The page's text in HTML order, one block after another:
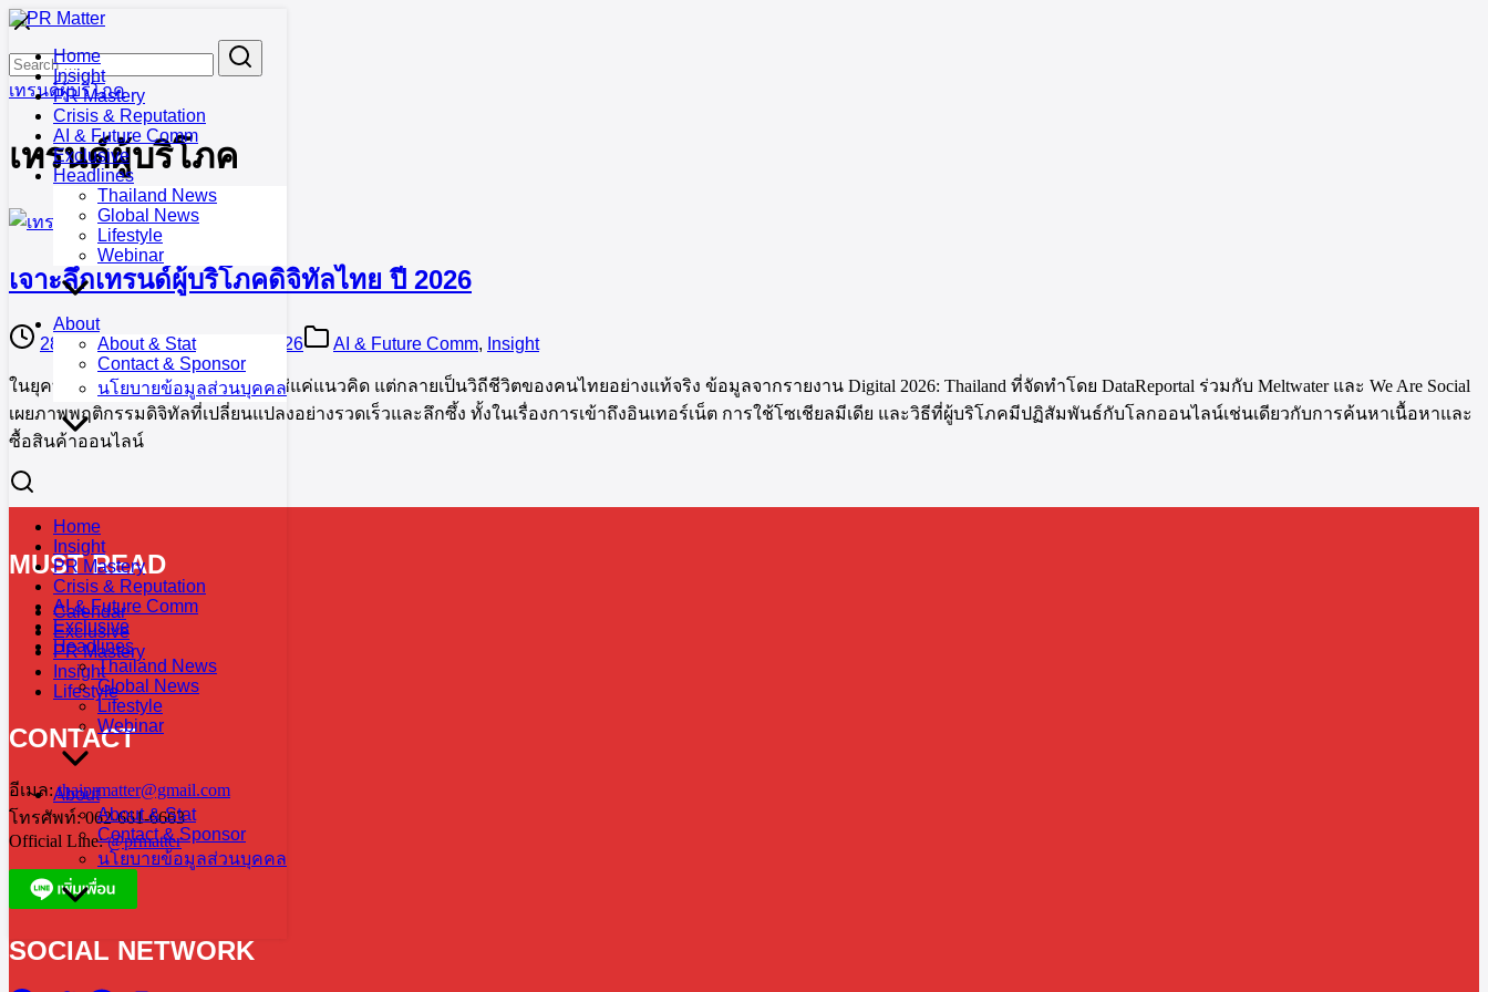
Skip
contentHome
Insight
PR Mastery
Crisis & Reputation
AI & Future Comm
Exclusive
Headlines
Thailand News
Global News
Lifestyle
Webinar
About
About & Stat
Contact & Sponsor
นโยบายข้อมูลส่วนบุคคล
Home
Insight
PR Mastery
Crisis & Reputation
AI & Future Comm
Exclusive
Headlines
Thailand News
Global News
Lifestyle
Webinar
About
About & Stat
Contact & Sponsor
นโยบายข้อมูลส่วนบุคคล
Search
for:
เทรนด์ผู้บริโภค
เทรนด์ผู้บริโภค
เจาะลึกเทรนด์ผู้บริโภคดิจิทัลไทย ปี 2026
28 January 202630 January 2026 AI & Future Comm, Insight
ในยุคที่ ดิจิทัลทรานส์ฟอร์เมชัน ไม่ใช่แค่แนวคิด แต่กลายเป็นวิถีชีวิตของคนไทยอย่างแท้จริง ข้อมูลจากรายงาน Digital 2026: Thailand ที่จัดทำโดย DataReportal ร่วมกับ Meltwater และ We Are Social
เผยภาพพฤติกรรมดิจิทัลที่เปลี่ยนแปลงอย่างรวดเร็วและลึกซึ้ง ทั้งในเรื่องการเข้าถึงอินเทอร์เน็ต การใช้โซเชียลมีเดีย และวิธีที่ผู้บริโภคมีปฏิสัมพันธ์กับโลกออนไลน์เช่นเดียวกับการค้นหาเนื้อหาและ
ซื้อสินค้าออนไลน์
MUST READ
Calendar
Exclusive
PR Mastery
Insight
Lifestyle
CONTACT
อีเมล:thaiprmatter@gmail.com
โทรศัพท์: 062-661-6663
Official Line:@prmatter
SOCIAL NETWORK